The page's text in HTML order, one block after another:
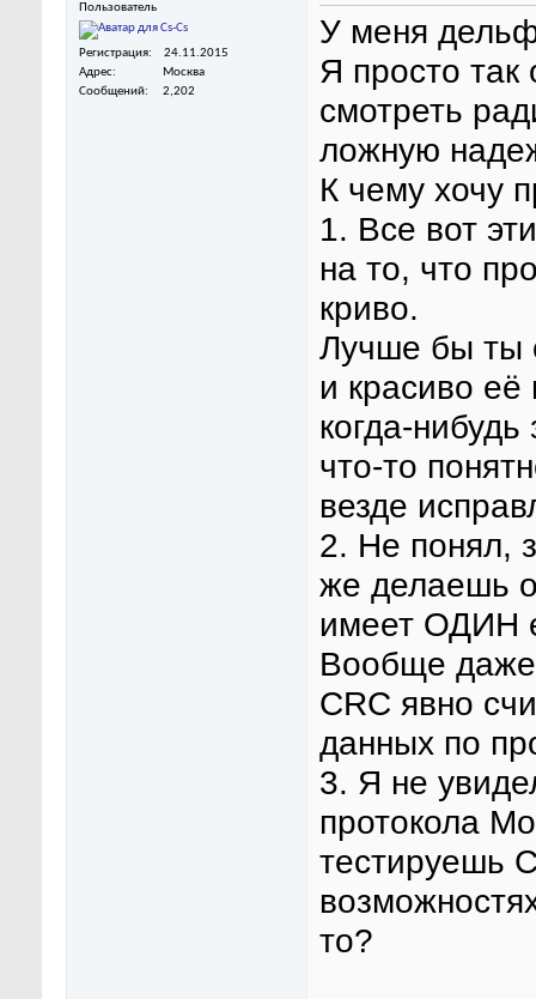
Пользователь
Регистрация
24.11.2015
Адрес
Москва
Сообщений
2,202
У меня
Я просто так
смотреть
ложную
К чему хочу
1. Все вот
на то, что
криво.
Лучше бы ты
и красиво
когда-
что-то
везде
2. Не понял,
же делаешь
имеет ОДИН
Вообще даже
CRC явно
данных по
3. Я не
протокола
тестируешь
то?